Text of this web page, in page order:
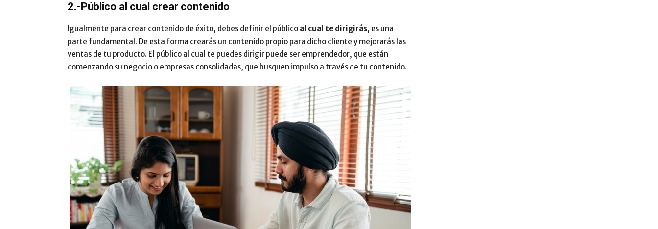
2.-Público al cual crear contenido
Igualmente para crear contenido de éxito, debes definir el público al cual te dirigirás, es una
parte fundamental. De esta forma crearás un contenido propio para dicho cliente y mejorarás las
ventas de tu producto. El público al cual te puedes dirigir puede ser emprendedor, que están
comenzando su negocio o empresas consolidadas, que busquen impulso a través de tu contenido.